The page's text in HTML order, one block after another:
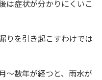
は症状が分かりにくいこ
りを引き起こすわけでは
〜数年が経つと、雨水が